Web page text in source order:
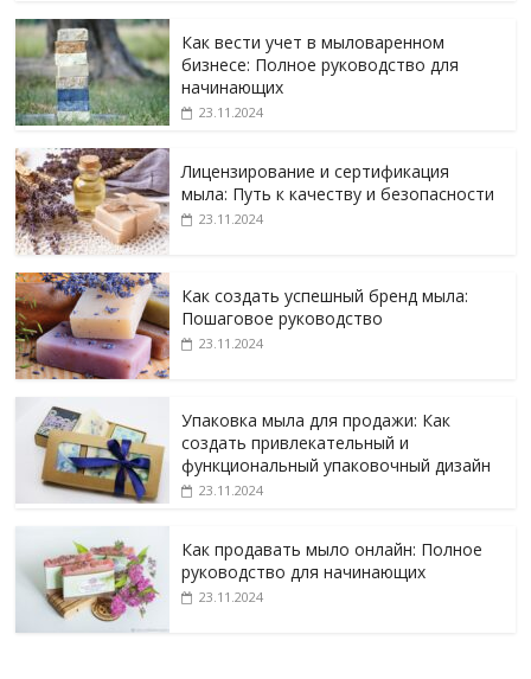
Как вести учет в мыловаренном
бизнесе: Полное руководство для
начинающих
23.11.2024
Лицензирование и сертификация
мыла: Путь к качеству и безопасности
23.11.2024
Как создать успешный бренд мыла:
Пошаговое руководство
23.11.2024
Упаковка мыла для продажи: Как
создать привлекательный и
функциональный упаковочный дизайн
23.11.2024
Как продавать мыло онлайн: Полное
руководство для начинающих
23.11.2024